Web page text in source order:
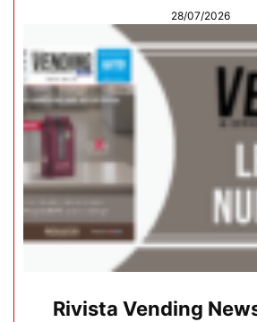
28/07/2026
Rivista Vending